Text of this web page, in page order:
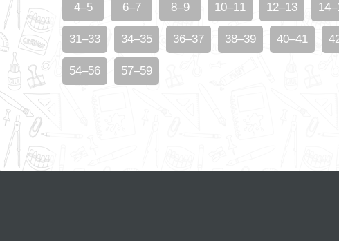
4–5 6–7 8–9 10–11 12–13
31–33 34–35 36–37 38–39 40–41
54–56 57–59